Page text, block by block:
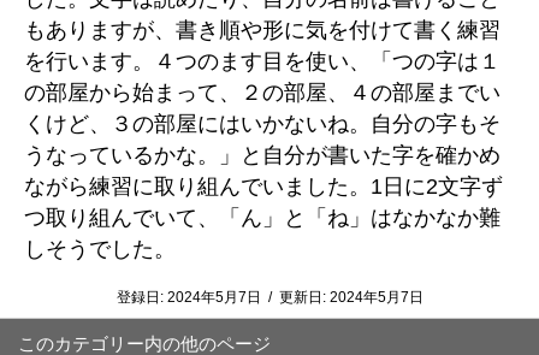
もありますが、書き順や形に気を付けて書く練習
を行います。４つのます目を使い、「つの字は１
の部屋から始まって、２の部屋、４の部屋までい
くけど、３の部屋にはいかないね。自分の字もそ
うなっているかな。」と自分が書いた字を確かめ
ながら練習に取り組んでいました。1日に2文字ず
つ取り組んでいて、「ん」と「ね」はなかなか難
しそうでした。
登録日: 2024年5月7日 / 更新日: 2024年5月7日
このカテゴリー内の他のページ